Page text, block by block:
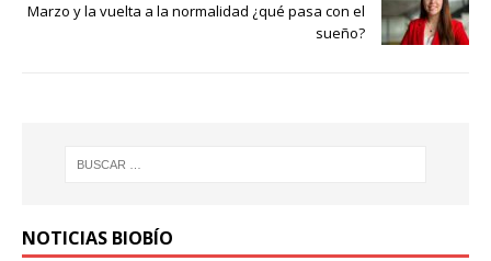
Marzo y la vuelta a la normalidad ¿qué pasa con el
sueño?
NOTICIAS BIOBÍO